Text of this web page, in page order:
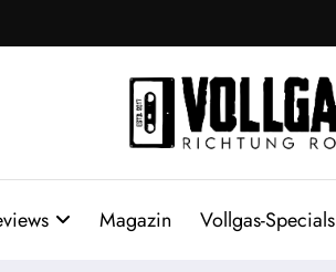
Magazin Vollgas-Specials